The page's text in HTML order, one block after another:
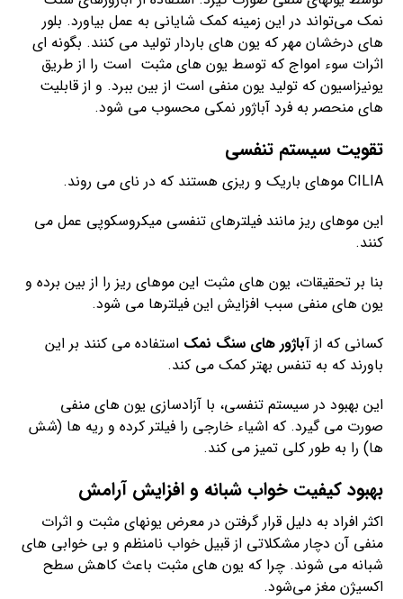
نمک می‌تواند در این زمینه کمک شایانی به عمل بیاورد. بلور
های درخشان مهر که یون های باردار تولید می کنند. بگونه ای
اثرات سوء امواج که توسط یون های مثبت است را از طریق
یونیزاسیون که تولید یون منفی است از بین ببرد. و از قابلیت
های منحصر به فرد آباژور نمکی محسوب می شود.
تقویت سیستم تنفسی
CILIA موهای باریک و ریزی هستند که در نای می روند.
این موهای ریز مانند فیلترهای تنفسی میکروسکوپی عمل می
کنند.
بنا بر تحقیقات، یون های مثبت این موهای ریز را از بین برده و
یون های منفی سبب افزایش این فیلترها می شود.
کسانی که ازآباژور های سنگ نمک استفاده می کنند بر این
باورند که به تنفس بهتر کمک می کند.
این بهبود در سیستم تنفسی، با آزادسازی یون های منفی
صورت می گیرد. که اشیاء خارجی را فیلتر کرده و ریه ها (شش
ها) را به طور کلی تمیز می کند.
بهبود کیفیت خواب شبانه و افزایش آرامش
اکثر افراد به دلیل قرار گرفتن در معرض یونهای مثبت و اثرات
منفی آن دچار مشکلاتی از قبیل خواب نامنظم و بی خوابی های
شبانه می شوند. چرا که یون های مثبت باعث کاهش سطح
اکسیژن مغز می‌شود.